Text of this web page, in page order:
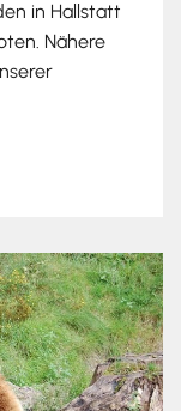
in Hallstatt
Nähere